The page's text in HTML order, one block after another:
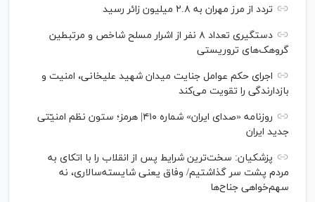
تردد از مرز مهران به ۲.۸ میلیون زائر رسید
دستگیری تعداد ۸ نفر از اشرار مسلح شاخص و مرتبطین
گروهک‌های تروریستی
اجرای حکم عوامل جنایت میدان شهید علیخانی، امنیت و
بازدارندگی را تقویت می‌کند
روزنامه «صدای ایران» شماره ۴۱۰| هرمز؛ ستون نظم امنیّتی
جدید ایران
پزشکیان: سخت‌ترین شرایط پس از انقلاب را با اتکای به
مردم پشت سر گذاشتیم/ وفاق یعنی شایسته‌سالاری، نه
سهم‌خواهی جناح‌ها